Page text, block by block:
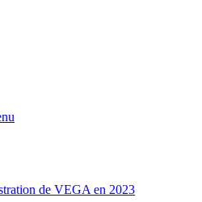
de VEGA en 2023